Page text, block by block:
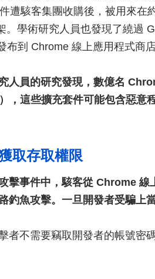
遭駭客集團收購後，被用來在
。學術研究人員也發現了繞過
布到 Chrome 線上應用程式商店
人員的研究發現，數億名
，這些擴充套件可能包含惡
取存取權限
擊事件中，駭客從 Chrome 線
釣魚攻擊。一旦開發者受騙上
者不需要竊取開發者的帳號密